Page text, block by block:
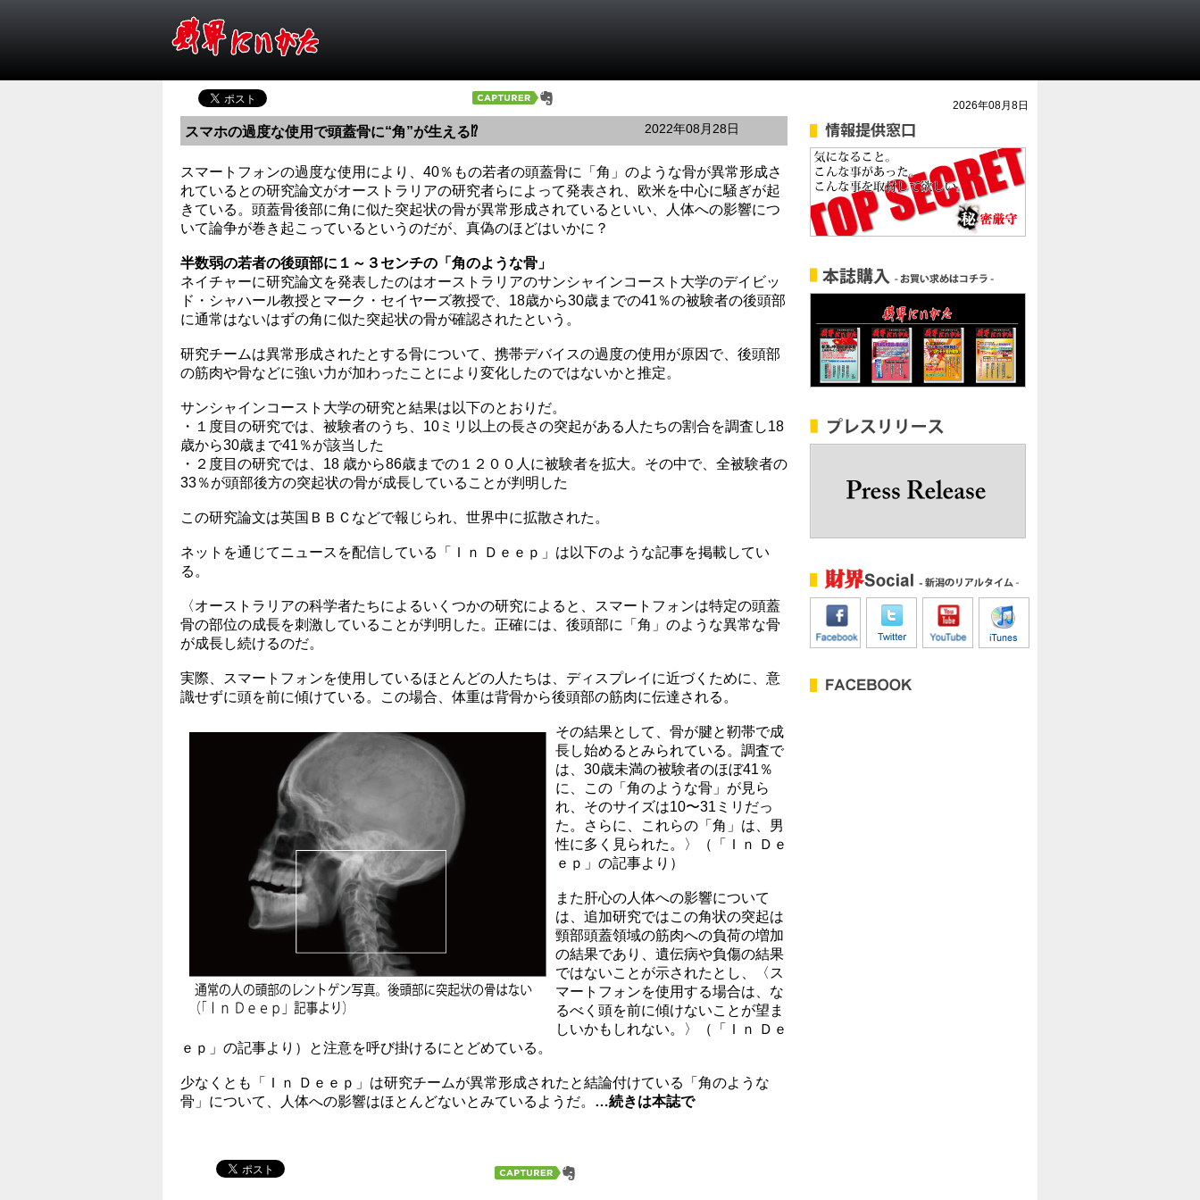
2026年08月8日
スマホの過度な使用で頭蓋骨に“角”が生える⁉ 2022年08月28日
スマートフォンの過度な使用により、40％もの若者の頭蓋骨に「角」のような骨が異常形成さ
れているとの研究論文がオーストラリアの研究者らによって発表され、欧米を中心に騒ぎが起
きている。頭蓋骨後部に角に似た突起状の骨が異常形成されているといい、人体への影響につ
いて論争が巻き起こっているというのだが、真偽のほどはいかに？
半数弱の若者の後頭部に１～３センチの「角のような骨」
ネイチャーに研究論文を発表したのはオーストラリアのサンシャインコースト大学のデイビッ
ド・シャハール教授とマーク・セイヤーズ教授で、18歳から30歳までの41％の被験者の後頭部
に通常はないはずの角に似た突起状の骨が確認されたという。
研究チームは異常形成されたとする骨について、携帯デバイスの過度の使用が原因で、後頭部
の筋肉や骨などに強い力が加わったことにより変化したのではないかと推定。
サンシャインコースト大学の研究と結果は以下のとおりだ。
・１度目の研究では、被験者のうち、10ミリ以上の長さの突起がある人たちの割合を調査し18
歳から30歳まで41％が該当した
・２度目の研究では、18 歳から86歳までの１２００人に被験者を拡大。その中で、全被験者の
33％が頭部後方の突起状の骨が成長していることが判明した
この研究論文は英国ＢＢＣなどで報じられ、世界中に拡散された。
ネットを通じてニュースを配信している「Ｉｎ Ｄｅｅｐ」は以下のような記事を掲載してい
る。
〈オーストラリアの科学者たちによるいくつかの研究によると、スマートフォンは特定の頭蓋
骨の部位の成長を刺激していることが判明した。正確には、後頭部に「角」のような異常な骨
が成長し続けるのだ。
実際、スマートフォンを使用しているほとんどの人たちは、ディスプレイに近づくために、意
識せずに頭を前に傾けている。この場合、体重は背骨から後頭部の筋肉に伝達される。
その結果として、骨が腱と靭帯で成
長し始めるとみられている。調査で
は、30歳未満の被験者のほぼ41％
に、この「角のような骨」が見ら
れ、そのサイズは10〜31ミリだっ
た。さらに、これらの「角」は、男
性に多く見られた。〉（「Ｉｎ Ｄｅ
ｅｐ」の記事より）
また肝心の人体への影響について
は、追加研究ではこの角状の突起は
頸部頭蓋領域の筋肉への負荷の増加
の結果であり、遺伝病や負傷の結果
ではないことが示されたとし、〈ス
マートフォンを使用する場合は、な
るべく頭を前に傾けないことが望ま
しいかもしれない。〉（「Ｉｎ Ｄｅ
ｅｐ」の記事より）と注意を呼び掛けるにとどめている。
少なくとも「Ｉｎ Ｄｅｅｐ」は研究チームが異常形成されたと結論付けている「角のような
骨」について、人体への影響はほとんどないとみているようだ。 …続きは本誌で